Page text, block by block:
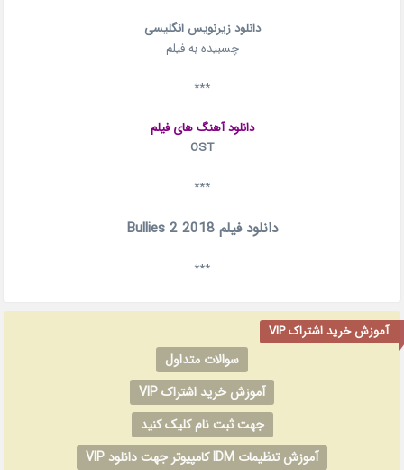
دانلود زیرنویس انگلیسی
چسبیده به فیلم
***
دانلود آهنگ های فیلم
OST
***
دانلود فیلم Bullies 2 2018
***
آموزش خرید اشتراک VIP
سوالات متداول
آموزش خرید اشتراک VIP
جهت ثبت نام کلیک کنید
آموزش تنظیمات IDM کامپیوتر جهت دانلود VIP